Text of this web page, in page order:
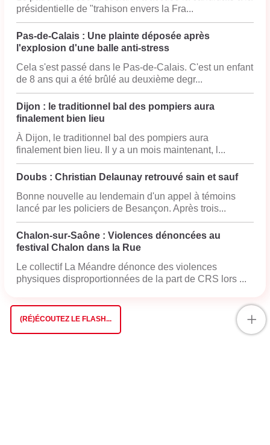
présidentielle de "trahison envers la Fra...
Pas-de-Calais : Une plainte déposée après
l'explosion d'une balle anti-stress
Cela s'est passé dans le Pas-de-Calais. C'est un enfant
de 8 ans qui a été brûlé au deuxième degr...
Dijon : le traditionnel bal des pompiers aura
finalement bien lieu
À Dijon, le traditionnel bal des pompiers aura
finalement bien lieu. Il y a un mois maintenant, l...
Doubs : Christian Delaunay retrouvé sain et sauf
Bonne nouvelle au lendemain d'un appel à témoins
lancé par les policiers de Besançon. Après trois...
Chalon-sur-Saône : Violences dénoncées au
festival Chalon dans la Rue
Le collectif La Méandre dénonce des violences
physiques disproportionnées de la part de CRS lors ...
(RÉ)ÉCOUTEZ LE FLASH... +